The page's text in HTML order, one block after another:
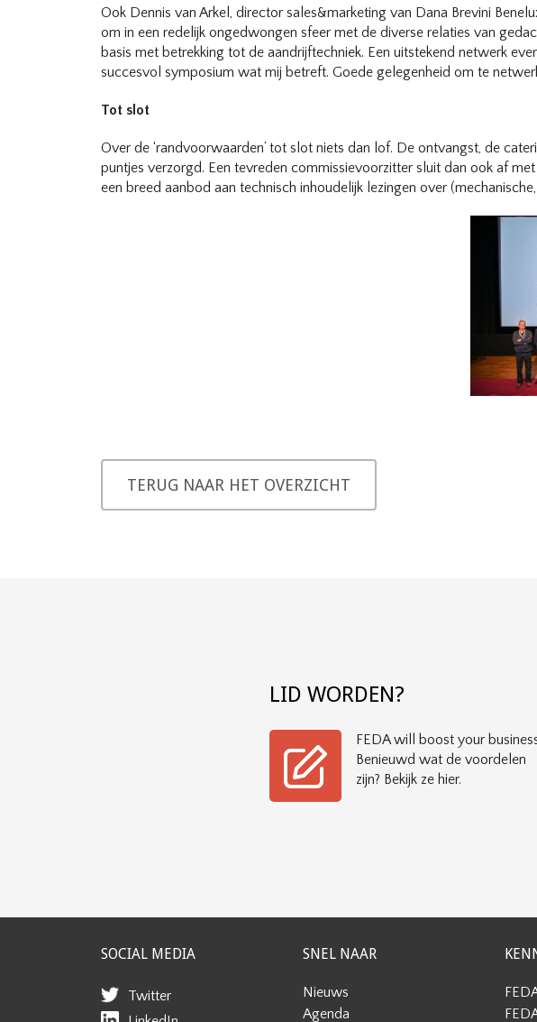
Ook Dennis van Arkel, director sales&marketing van Dana Brevini
om in een redelijk ongedwongen sfeer met de diverse relaties van
basis met betrekking tot de aandrijftechniek. Een uitstekend netwerk
succesvol symposium wat mij betreft. Goede gelegenheid om te
Tot slot
Over de ‘randvoorwaarden’ tot slot niets dan lof. De ontvangst, de
puntjes verzorgd. Een tevreden commissievoorzitter sluit dan ook af
een breed aanbod aan technisch inhoudelijk lezingen over
TERUG NAAR HET OVERZICHT
LID WORDEN?
FEDA will boost your
Benieuwd wat de voordelen
zijn? Bekijk ze hier.
SOCIAL MEDIA
Twitter
SNEL NAAR
Nieuws
Agenda